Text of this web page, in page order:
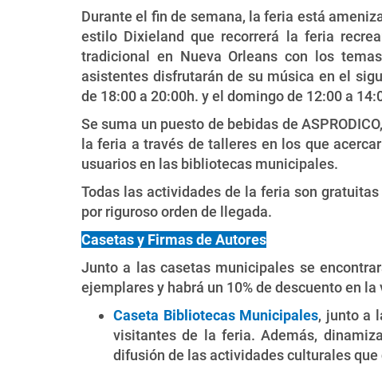
Durante el fin de semana, la feria está
estilo Dixieland que recorrerá la feria
tradicional en Nueva Orleans con los
asistentes disfrutarán de su música en el
de 18:00 a 20:00h. y el domingo de 12:00 a
Se suma un puesto de bebidas de
la feria a través de talleres en los que
usuarios en las bibliotecas municipales.
Todas las actividades de la feria son
por riguroso orden de llegada.
Casetas y Firmas de Autores
Junto a las casetas municipales se
ejemplares y habrá un 10% de descuento en
Caseta Bibliotecas Municipales, junto a
visitantes de la feria. Además,
difusión de las actividades culturales